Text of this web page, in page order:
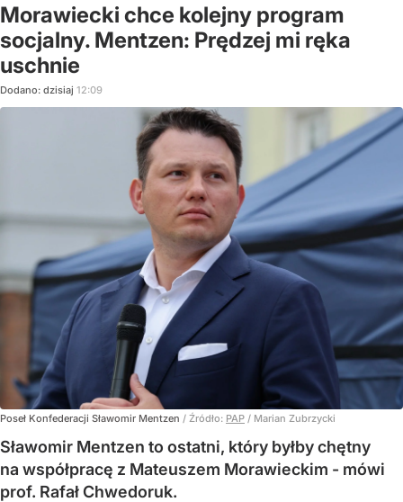
Morawiecki chce kolejny program
socjalny. Mentzen: Prędzej mi ręka
uschnie
Dodano: dzisiaj 12:09
Poseł Konfederacji Sławomir Mentzen / Źródło: PAP / Marian Zubrzycki
Sławomir Mentzen to ostatni, który byłby chętny
na współpracę z Mateuszem Morawieckim - mówi
prof. Rafał Chwedoruk.